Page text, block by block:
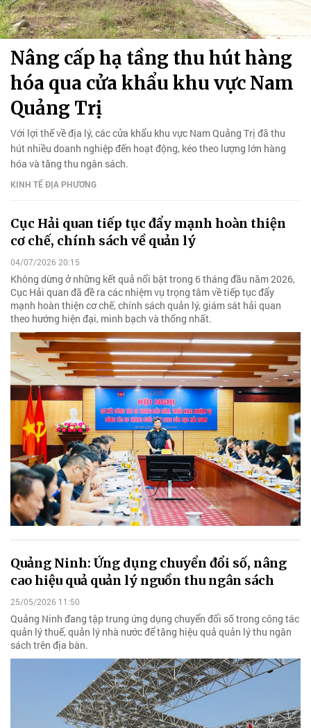
Nâng cấp hạ tầng thu hút hàng
hóa qua cửa khẩu khu vực Nam
Quảng Trị
Với lợi thế về địa lý, các cửa khẩu khu vực Nam Quảng Trị đã thu
hút nhiều doanh nghiệp đến hoạt động, kéo theo lượng lớn hàng
hóa và tăng thu ngân sách.
KINH TẾ ĐỊA PHƯƠNG
Cục Hải quan tiếp tục đẩy mạnh hoàn thiện
cơ chế, chính sách về quản lý
04/07/2026 20:15
Không dừng ở những kết quả nổi bật trong 6 tháng đầu năm 2026,
Cục Hải quan đã đề ra các nhiệm vụ trọng tâm về tiếp tục đẩy
mạnh hoàn thiện cơ chế, chính sách quản lý, giám sát hải quan
theo hướng hiện đại, minh bạch và thống nhất.
Quảng Ninh: Ứng dụng chuyển đổi số, nâng
cao hiệu quả quản lý nguồn thu ngân sách
25/05/2026 11:50
Quảng Ninh đang tập trung ứng dụng chuyển đổi số trong công tác
quản lý thuế, quản lý nhà nước để tăng hiệu quả quản lý thu ngân
sách trên địa bàn.